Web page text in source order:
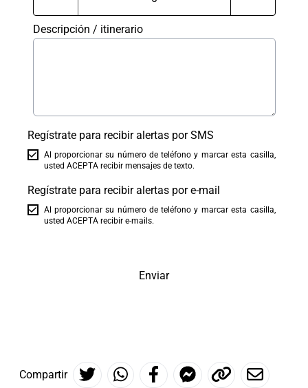
Descripción / itinerario
Regístrate para recibir alertas por SMS
Al proporcionar su número de teléfono y marcar esta casilla,
usted ACEPTA recibir mensajes de texto.
Regístrate para recibir alertas por e-mail
Al proporcionar su número de teléfono y marcar esta casilla,
usted ACEPTA recibir e-mails.
Enviar
Compartir